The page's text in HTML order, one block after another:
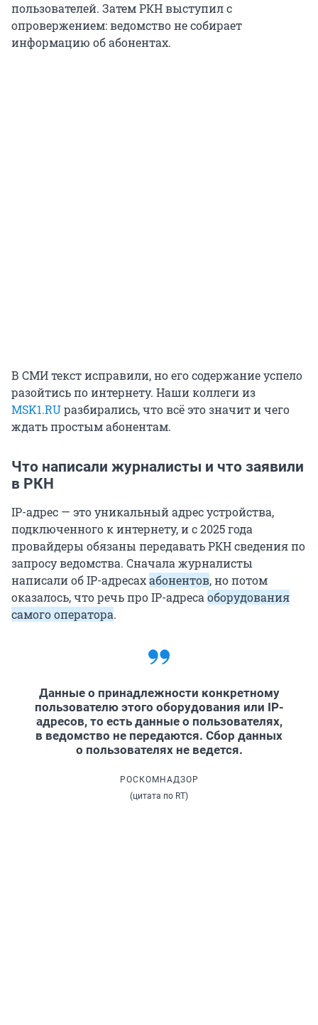
пользователей. Затем РКН выступил с
опровержением: ведомство не собирает
информацию об абонентах.
В СМИ текст исправили, но его содержание успело
разойтись по интернету. Наши коллеги из
MSK1.RUразбирались, что всё это значит и чего
ждать простым абонентам.
Что написали журналисты и что заявили
в РКН
IP-адрес — это уникальный адрес устройства,
подключенного к интернету, и с 2025 года
провайдеры обязаны передавать РКН сведения по
запросу ведомства. Сначала журналисты
написали об IP-адресахабонентов, но потом
оказалось, что речь про IP-адресаоборудования
самого оператора.
Данные о принадлежности конкретному
пользователю этого оборудования или IP-
адресов, то есть данные о пользователях,
в ведомство не передаются. Сбор данных
о пользователях не ведется.
РОСКОМНАДЗОР
(цитата по RT)